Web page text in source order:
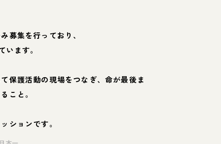
募集を行っており、
います。
保護活動の現場をつなぎ、命が最後ま
こと。
ションです。